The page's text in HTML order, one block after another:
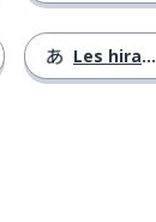
Les hiraganas